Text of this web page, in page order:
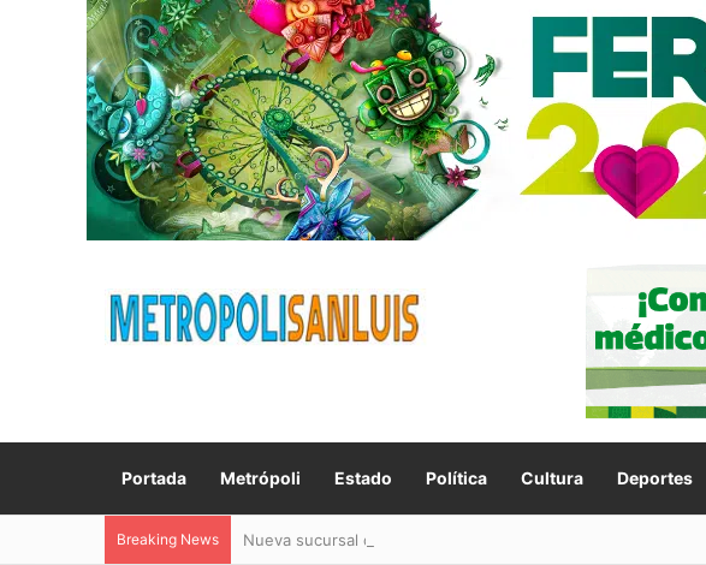
Portada Metrópoli Estado Política Cultura Deportes
Breaking News Nueva sucursal de CarneMart llega a Villa de Pozos con